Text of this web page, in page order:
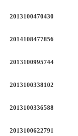
2013100470430
2014108477856
2013100995744
2013100338102
2013100336588
2013100622791